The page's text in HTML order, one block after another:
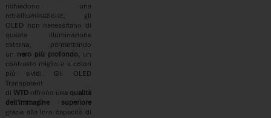
richiedono una
retroilluminazione, gli
OLED non necessitano di
questa illuminazione
esterna, permettendo
un nero più profondo , un
contrasto migliore e colori
più vividi. Gli OLED
Transparent
di WTDoffrono una qualità
dell’immagine superiore
grazie alla loro capacità di